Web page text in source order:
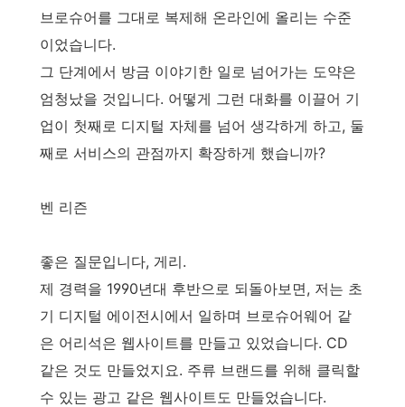
브로슈어를 그대로 복제해 온라인에 올리는 수준
이었습니다.
그 단계에서 방금 이야기한 일로 넘어가는 도약은
엄청났을 것입니다. 어떻게 그런 대화를 이끌어 기
업이 첫째로 디지털 자체를 넘어 생각하게 하고, 둘
째로 서비스의 관점까지 확장하게 했습니까?
벤 리즌
좋은 질문입니다, 게리.
제 경력을 1990년대 후반으로 되돌아보면, 저는 초
기 디지털 에이전시에서 일하며 브로슈어웨어 같
은 어리석은 웹사이트를 만들고 있었습니다. CD
같은 것도 만들었지요. 주류 브랜드를 위해 클릭할
수 있는 광고 같은 웹사이트도 만들었습니다.